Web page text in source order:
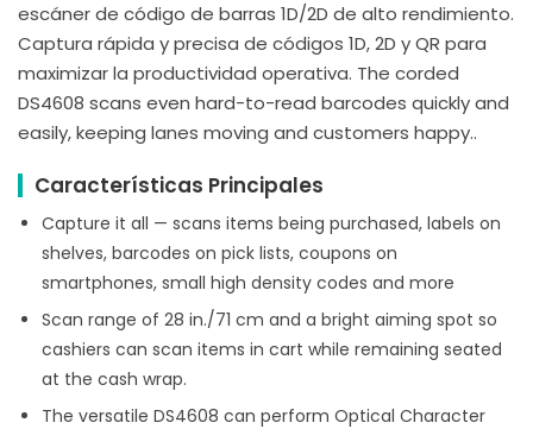
escáner de código de barras 1D/2D de alto rendimiento.
Captura rápida y precisa de códigos 1D, 2D y QR para
maximizar la productividad operativa. The corded
DS4608 scans even hard-to-read barcodes quickly and
easily, keeping lanes moving and customers happy..
Características Principales
Capture it all — scans items being purchased, labels on
shelves, barcodes on pick lists, coupons on
smartphones, small high density codes and more
Scan range of 28 in./71 cm and a bright aiming spot so
cashiers can scan items in cart while remaining seated
at the cash wrap.
The versatile DS4608 can perform Optical Character